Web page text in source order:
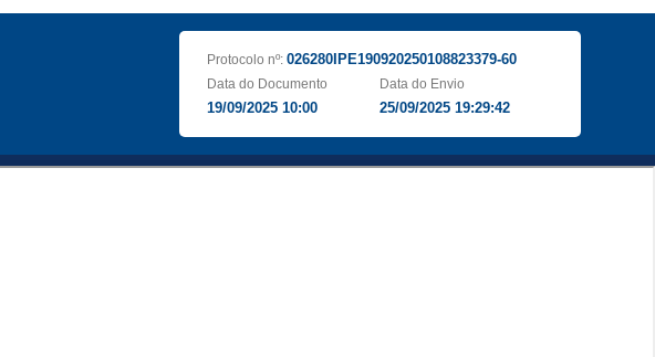
Protocolo nº: 026280IPE190920250108823379-60
Data do Documento
19/09/2025 10:00
Data do Envio
25/09/2025 19:29:42